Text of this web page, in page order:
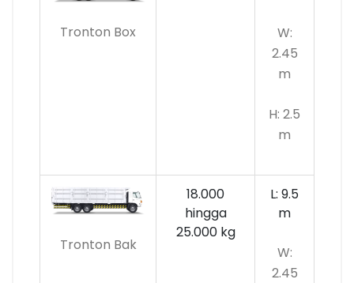
Tronton Box
W:
2.45
m
H: 2.5
m
Tronton Bak
18.000
hingga
25.000 kg
L: 9.5
m
W:
2.45